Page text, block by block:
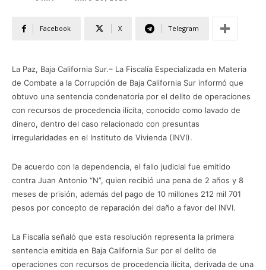
Facebook X Telegram
La Paz, Baja California Sur.– La Fiscalía Especializada en Materia
de Combate a la Corrupción de Baja California Sur informó que
obtuvo una sentencia condenatoria por el delito de operaciones
con recursos de procedencia ilícita, conocido como lavado de
dinero, dentro del caso relacionado con presuntas
irregularidades en el Instituto de Vivienda (INVI).
De acuerdo con la dependencia, el fallo judicial fue emitido
contra Juan Antonio “N”, quien recibió una pena de 2 años y 8
meses de prisión, además del pago de 10 millones 212 mil 701
pesos por concepto de reparación del daño a favor del INVI.
La Fiscalía señaló que esta resolución representa la primera
sentencia emitida en Baja California Sur por el delito de
operaciones con recursos de procedencia ilícita, derivada de una